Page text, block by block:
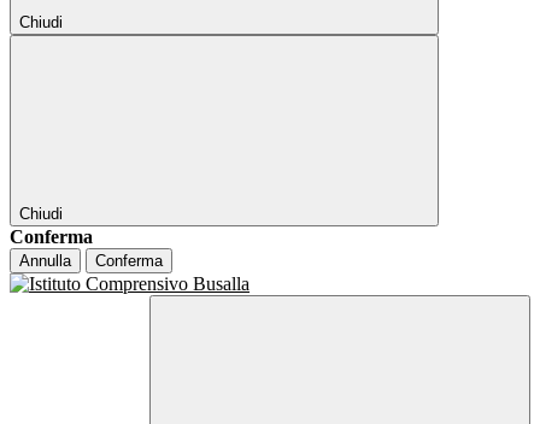
Chiudi
Chiudi
Conferma
Annulla Conferma